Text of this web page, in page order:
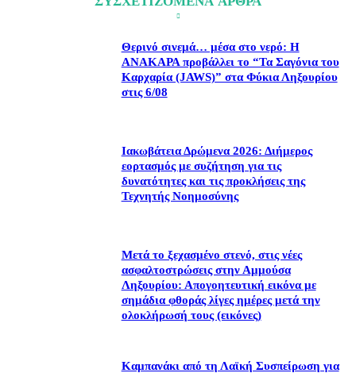
Θερινό σινεμά… μέσα στο νερό: Η
ΑΝΑΚΑΡΑ προβάλλει το “Τα Σαγόνια του
Καρχαρία (JAWS)” στα Φύκια Ληξουρίου
στις 6/08
Ιακωβάτεια Δρώμενα 2026: Διήμερος
εορτασμός με συζήτηση για τις
δυνατότητες και τις προκλήσεις της
Τεχνητής Νοημοσύνης
Μετά το ξεχασμένο στενό, στις νέες
ασφαλτοστρώσεις στην Αμμούσα
Ληξουρίου: Απογοητευτική εικόνα με
σημάδια φθοράς λίγες ημέρες μετά την
ολοκλήρωσή τους (εικόνες)
Καμπανάκι από τη Λαϊκή Συσπείρωση για